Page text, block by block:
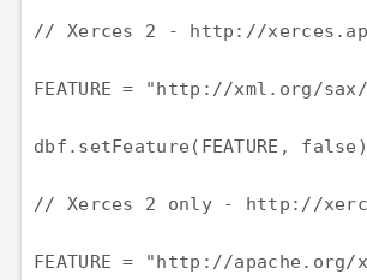
// Xerces 2 - http://
FEATURE = "http://xml.org/
dbf.setFeature(FEATURE,
// Xerces 2 only - http://
FEATURE = "http://